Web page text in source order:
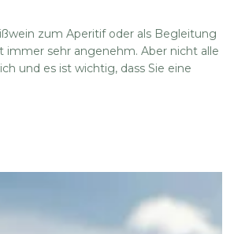
zum Aperitif oder als Begleitung
immer sehr angenehm. Aber nicht alle
und es ist wichtig, dass Sie eine